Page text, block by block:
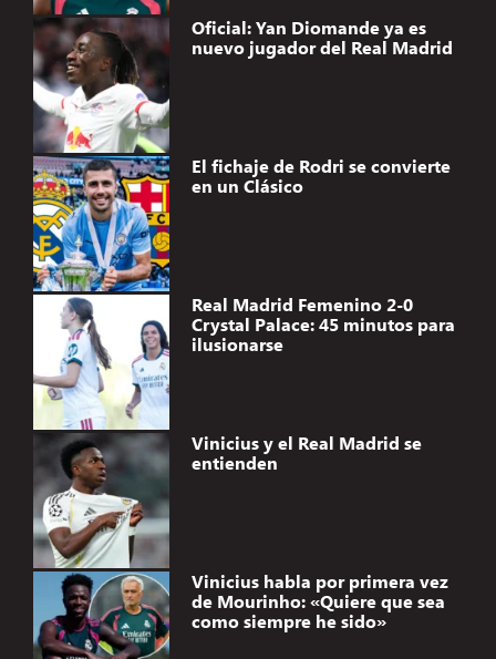
Oficial: Yan Diomande ya es
nuevo jugador del Real Madrid
El fichaje de Rodri se convierte
en un Clásico
Real Madrid Femenino 2-0
Crystal Palace: 45 minutos para
ilusionarse
Vinicius y el Real Madrid se
entienden
Vinicius habla por primera vez
de Mourinho: «Quiere que sea
como siempre he sido»